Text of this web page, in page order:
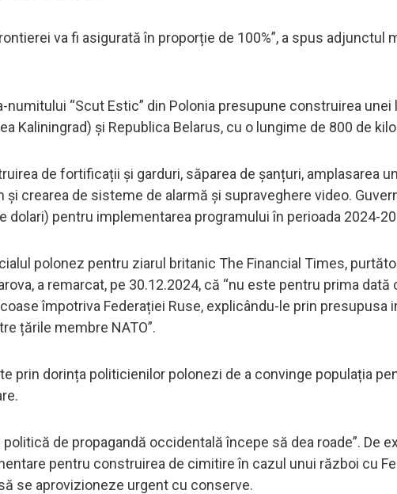
va fi asigurată în proporție de 100%”, a spus adjunctul
“Scut Estic” din Polonia presupune construirea unei
Kaliningrad) și Republica Belarus, cu o lungime de 800 de
de fortificații și garduri, săparea de șanțuri, amplasarea
crearea de sisteme de alarmă și supraveghere video.
dolari) pentru implementarea programului în perioada 2024-
polonez pentru ziarul britanic The Financial Times,
a remarcat, pe 30.12.2024, că “nu este pentru prima dată
împotriva Federației Ruse, explicându-le prin presupusa
țările membre NATO”.
prin dorința politicienilor polonezi de a convinge populația
de propagandă occidentală începe să dea roade”. De
pentru construirea de cimitire în cazul unui război cu
se aprovizioneze urgent cu conserve.